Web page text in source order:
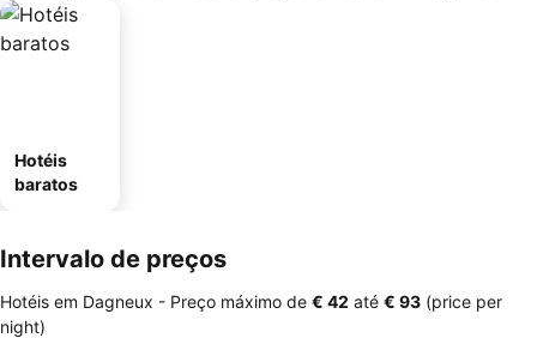
Hotéis
baratos
Intervalo de preços
Hotéis em Dagneux - Preço máximo de ‎€ 42 até ‎€ 93 (price per
night)